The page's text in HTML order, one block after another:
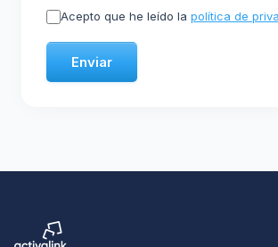
Acepto que he leído la política de
Enviar